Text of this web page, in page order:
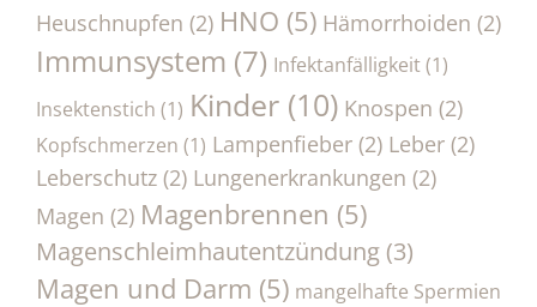
Heuschnupfen (2) HNO (5) Hämorrhoiden (2)
Immunsystem (7) Infektanfälligkeit(1)
Insektenstich (1) Kinder (10) Knospen (2)
Kopfschmerzen (1) Lampenfieber (2) Leber (2)
Leberschutz (2) Lungenerkrankungen (2)
Magen (2) Magenbrennen (5)
Magenschleimhautentzündung (3)
Magen und Darm (5) mangelhafte Spermien